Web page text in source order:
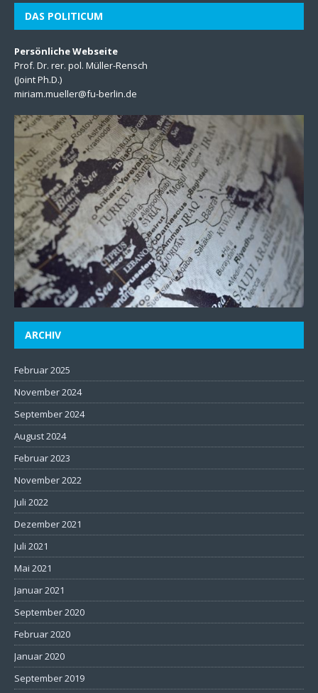
DAS POLITICUM
Persönliche Webseite
Prof. Dr. rer. pol. Müller-Rensch
(Joint Ph.D.)
miriam.mueller@fu-berlin.de
ARCHIV
Februar 2025
November 2024
September 2024
August 2024
Februar 2023
November 2022
Juli 2022
Dezember 2021
Juli 2021
Mai 2021
Januar 2021
September 2020
Februar 2020
Januar 2020
September 2019